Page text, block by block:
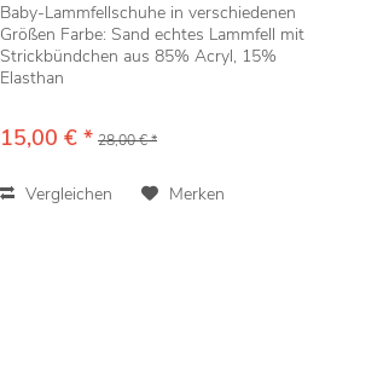
Baby-Lammfellschuhe in verschiedenen
Größen Farbe: Sand echtes Lammfell mit
Strickbündchen aus 85% Acryl, 15%
Elasthan
15,00 € * 28,00 € *
Vergleichen Merken